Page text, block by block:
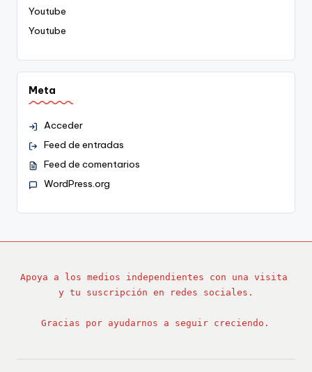
Youtube
Youtube
Meta
Acceder
Feed de entradas
Feed de comentarios
WordPress.org
Apoya a los medios independientes con una visita
y tu suscripción en redes sociales.
Gracias por ayudarnos a seguir creciendo.